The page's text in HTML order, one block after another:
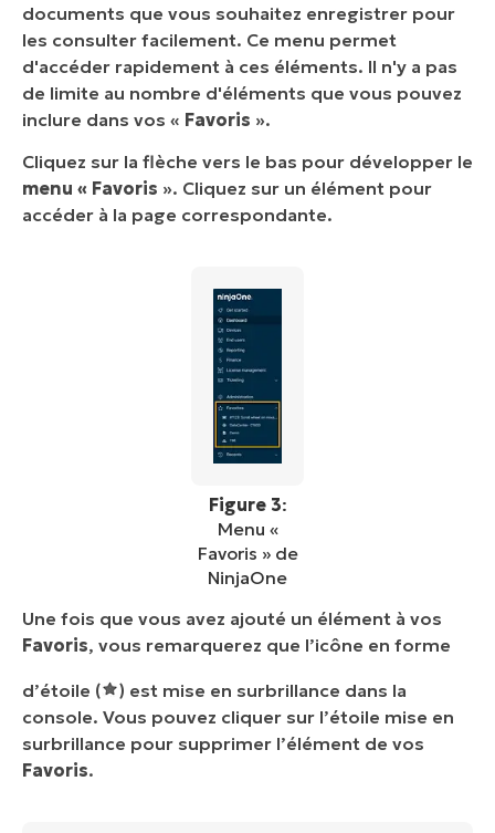
documents que vous souhaitez enregistrer pour
les consulter facilement. Ce menu permet
d'accéder rapidement à ces éléments. Il n'y a pas
de limite au nombre d'éléments que vous pouvez
inclure dans vos « Favoris ».
Cliquez sur la flèche vers le bas pour développer le
menu « Favoris ». Cliquez sur un élément pour
accéder à la page correspondante.
Figure 3:
Menu «
Favoris » de
NinjaOne
Une fois que vous avez ajouté un élément à vos
Favoris, vous remarquerez que l’icône en forme
d’étoile (
) est mise en surbrillance dans la
console. Vous pouvez cliquer sur l’étoile mise en
surbrillance pour supprimer l’élément de vos
Favoris.